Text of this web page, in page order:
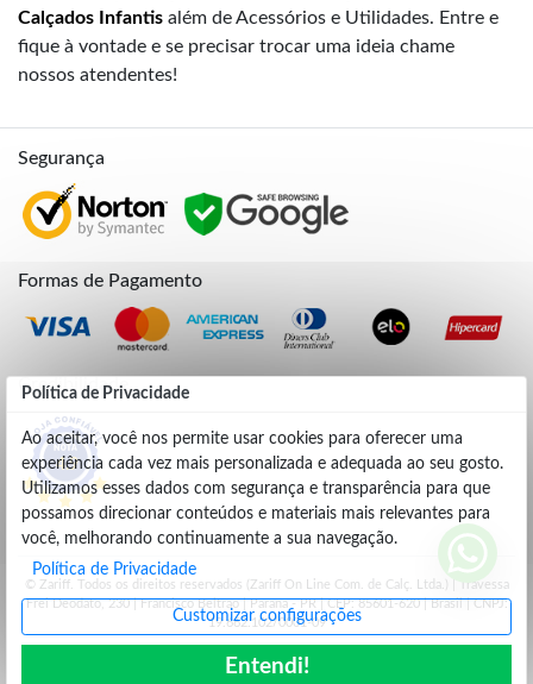
Política de Privacidade
Ao aceitar, você nos permite usar cookies para oferecer uma
experiência cada vez mais personalizada e adequada ao seu gosto.
Utilizamos esses dados com segurança e transparência para que
possamos direcionar conteúdos e materiais mais relevantes para
você, melhorando continuamente a sua navegação.
Política de Privacidade
Customizar configurações
Entendi!
Calçados Infantis além de Acessórios e Utilidades. Entre e
fique à vontade e se precisar trocar uma ideia chame
nossos atendentes!
Segurança
Formas de Pagamento
Credibilidade
4.9
© Zariff. Todos os direitos reservados (Zariff On Line Com. de Calç. Ltda.) | Travessa
Frei Deodato, 230 | Francisco Beltrão | Parana - PR | CEP: 85601-620 | Brasil | CNPJ:
19.662.102/0001-09